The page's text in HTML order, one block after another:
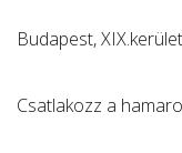
Budapest, XIX.kerület
Csatlakozz a